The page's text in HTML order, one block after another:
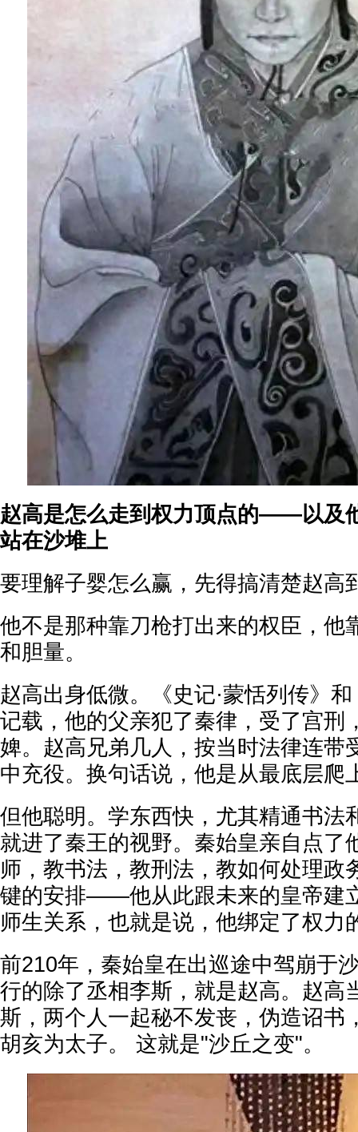
赵高是怎么走到权力顶点的——以及
站在沙堆上
要理解子婴怎么赢，先得搞清楚赵高
他不是那种靠刀枪打出来的权臣，他
和胆量。
赵高出身低微。《史记·蒙恬列传》
记载，他的父亲犯了秦律，受了宫刑
婢。赵高兄弟几人，按当时法律连带
中充役。换句话说，他是从最底层爬
但他聪明。学东西快，尤其精通书法
就进了秦王的视野。秦始皇亲自点了
师，教书法，教刑法，教如何处理政
键的安排——他从此跟未来的皇帝建
师生关系，也就是说，他绑定了权力
前210年，秦始皇在出巡途中驾崩于
行的除了丞相李斯，就是赵高。赵高
斯，两个人一起秘不发丧，伪造诏书
胡亥为太子。 这就是"沙丘之变"。